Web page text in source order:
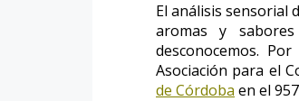
El análisis sensorial
aromas y
desconocemos.
Asociación para el
de Córdoba en el